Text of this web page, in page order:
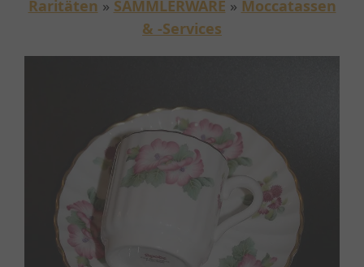
Raritäten » SAMMLERWARE » Moccatassen
& -Services